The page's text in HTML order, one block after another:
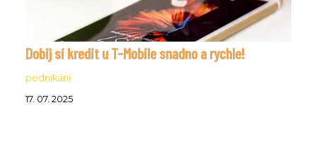
Dobij si kredit u T-Mobile snadno a rychle!
podnikání
17. 07. 2025